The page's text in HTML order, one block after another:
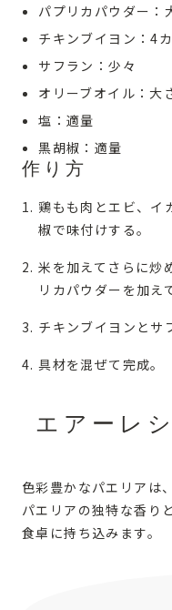
パプリカパウダー：
チキンブイヨン：4
サフラン：少々
オリーブオイル：大
塩：適量
黒胡椒：適量
作り方
鶏もも肉とエビ、イ
椒で味付けする。
米を加えてさらに炒
リカパウダーを加え
チキンブイヨンとサ
具材を混ぜて完成。
エアーレ
色彩豊かなパエリアは
パエリアの独特な香り
食卓に持ち込みます。